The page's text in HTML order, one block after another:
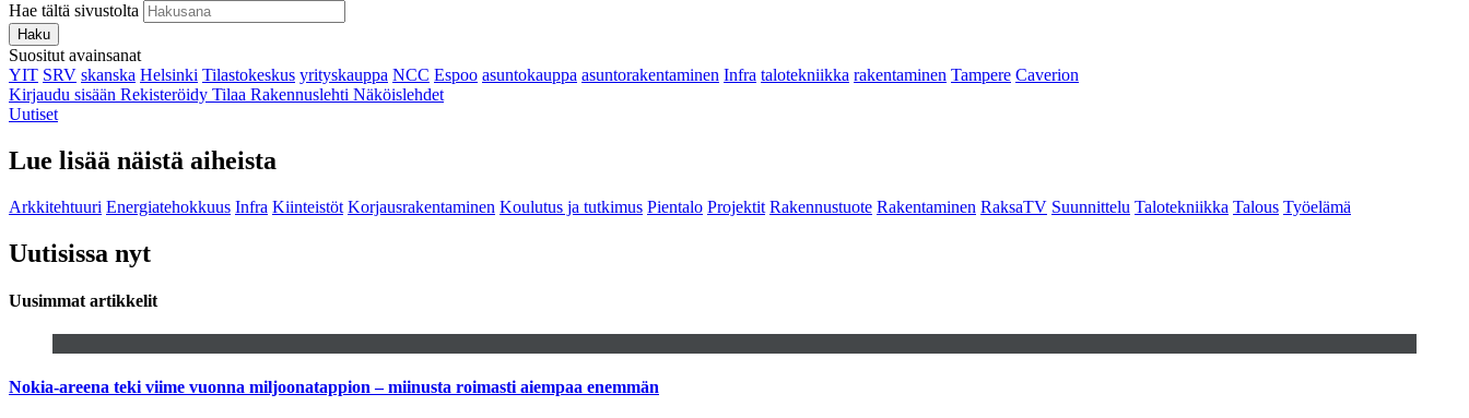
Hae tältä sivustolta
Haku
Suositut avainsanat
YIT SRV skanska Helsinki Tilastokeskus yrityskauppa NCC Espoo asuntokauppa asuntorakentaminen Infra talotekniikka rakentaminen Tampere Caverion
Kirjaudu sisään Rekisteröidy Tilaa Rakennuslehti Näköislehdet
Uutiset
Lue lisää näistä aiheista
Arkkitehtuuri Energiatehokkuus Infra Kiinteistöt Korjausrakentaminen Koulutus ja tutkimus Pientalo Projektit Rakennustuote Rakentaminen RaksaTV Suunnittelu Talotekniikka Talous Työelämä
Uutisissa nyt
Uusimmat artikkelit
Nokia-areena teki viime vuonna miljoonatappion – miinusta roimasti aiempaa enemmän